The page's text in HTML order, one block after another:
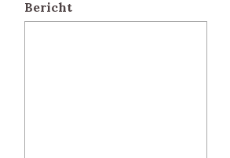
Bericht